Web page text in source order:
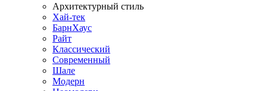
Архитектурный стиль
Хай-тек
БарнХаус
Райт
Классический
Современный
Шале
Модерн